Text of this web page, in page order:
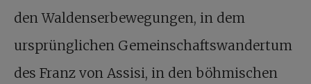
den Waldenserbewegungen, in dem
ursprünglichen Gemeinschaftswandertum
des Franz von Assisi, in den böhmischen